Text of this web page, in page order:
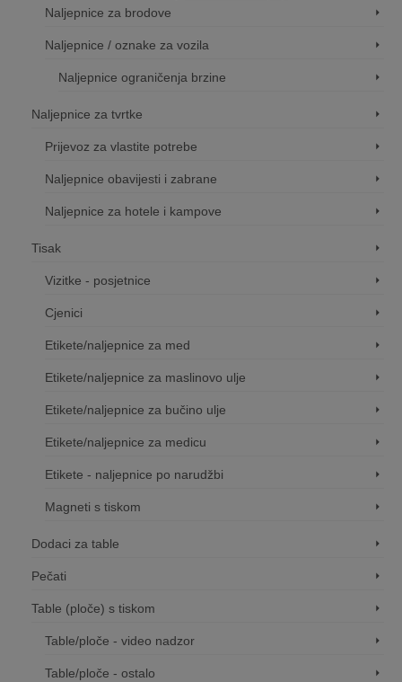
Naljepnice za brodove
Naljepnice / oznake za vozila
Naljepnice ograničenja brzine
Naljepnice za tvrtke
Prijevoz za vlastite potrebe
Naljepnice obavijesti i zabrane
Naljepnice za hotele i kampove
Tisak
Vizitke - posjetnice
Cjenici
Etikete/naljepnice za med
Etikete/naljepnice za maslinovo ulje
Etikete/naljepnice za bučino ulje
Etikete/naljepnice za medicu
Etikete - naljepnice po narudžbi
Magneti s tiskom
Dodaci za table
Pečati
Table (ploče) s tiskom
Table/ploče - video nadzor
Table/ploče - ostalo